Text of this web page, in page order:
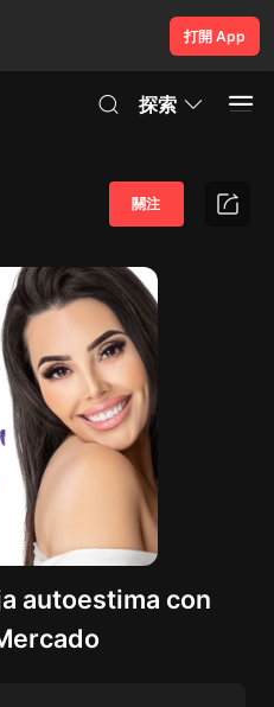
打開 App
探索
autoestima con
關注